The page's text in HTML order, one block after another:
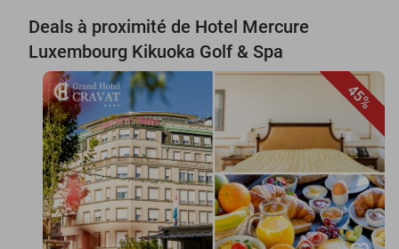
Deals à proximité de Hotel Mercure
Luxembourg Kikuoka Golf & Spa
45%